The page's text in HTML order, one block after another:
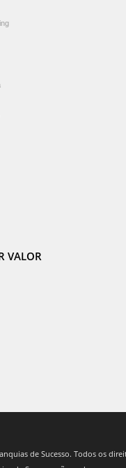
VALOR
de Sucesso. Todos os